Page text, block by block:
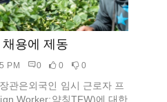
용에 제동
PM 0 0 0
관은외국인 임시 근로자 프
Worker:약칭TFW)에 대한